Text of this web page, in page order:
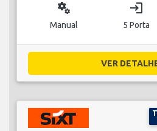
miscellaneous_services
Manual
login
5 Porta
VER